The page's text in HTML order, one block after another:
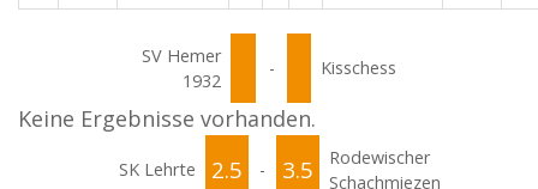
SV Hemer
1932
- Kisschess
Keine Ergebnisse vorhanden.
SK Lehrte 2.5 - 3.5
Rodewischer
Schachmiezen